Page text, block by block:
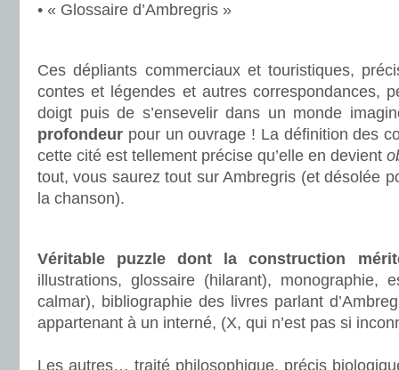
• « Glossaire d’Ambregris »
Ces dépliants commerciaux et touristiques,
contes et légendes et autres correspondances,
doigt puis de s’ensevelir dans un monde
profondeur pour un ouvrage ! La définition des
cette cité est tellement précise qu’elle en devient
tout, vous saurez tout sur Ambregris (et désolée
la chanson).
Véritable puzzle dont la construction
illustrations, glossaire (hilarant), monographie,
calmar), bibliographie des livres parlant
appartenant à un interné, (X, qui n’est pas si
Les autres… traité philosophique, précis